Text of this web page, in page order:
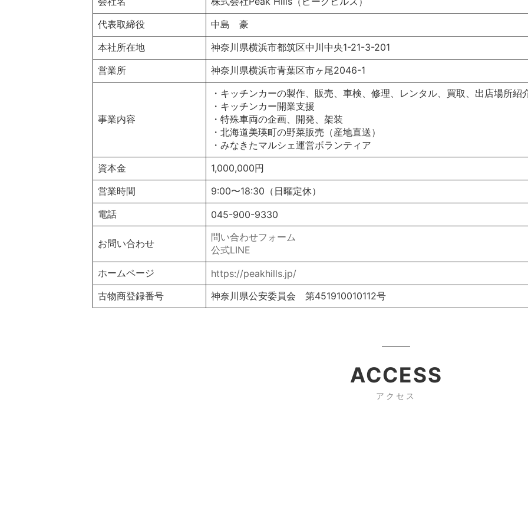
代表取締役
中島 豪
本社所在地
神奈川県横浜市都筑区中川中央1-21-3-201
営業所
神奈川県横浜市青葉区市ヶ尾2046-1
事業内容
・キッチンカーの製作、販売、車検、修理、レンタル、買取、出店場所紹
・キッチンカー開業支援
・特殊車両の企画、開発、架装
・北海道美瑛町の野菜販売（産地直送）
・みなきたマルシェ運営ボランティア
資本金
1,000,000円
営業時間
9:00〜18:30（日曜定休）
電話
045-900-9330
お問い合わせ
問い合わせフォーム
公式LINE
ホームページ
https://peakhills.jp/
古物商登録番号
神奈川県公安委員会 第451910010112号
ACCESS
アクセス